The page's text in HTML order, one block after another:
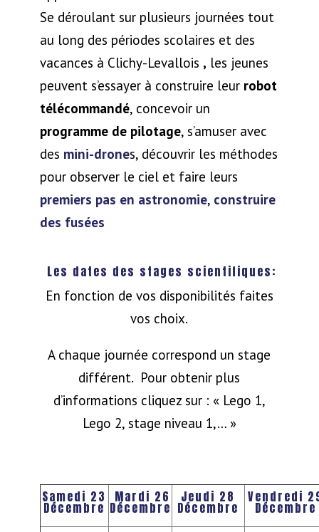
Se déroulant sur plusieurs journées tout
au long des périodes scolaires et des
vacances à Clichy-Levallois , les jeunes
peuvent s’essayer à construire leurrobot
télécommandé, concevoir un
programme de pilotage, s’amuser avec
des mini-drones, découvrir les méthodes
pour observer le ciel et faire leurs
premiers pas en astronomie, construire
des fusées
Les dates des stages scientifiques:
En fonction de vos disponibilités faites
vos choix.
A chaque journée correspond un stage
différent. Pour obtenir plus
d’informations cliquez sur : « Lego 1,
Lego 2, stage niveau 1,… »
Samedi 23
Décembre
Mardi 26
Décembre
Jeudi 28
Décembre
Vendredi
Décembre